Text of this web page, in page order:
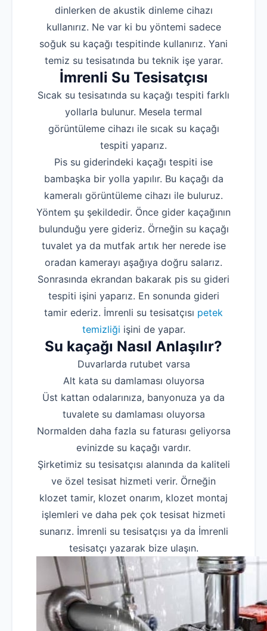
dinlerken de akustik dinleme cihazı
kullanırız. Ne var ki bu yöntemi sadece
soğuk su kaçağı tespitinde kullanırız. Yani
temiz su tesisatında bu teknik işe yarar.
İmrenli Su Tesisatçısı
Sıcak su tesisatında su kaçağı tespiti farklı
yollarla bulunur. Mesela termal
görüntüleme cihazı ile sıcak su kaçağı
tespiti yaparız.
Pis su giderindeki kaçağı tespiti ise
bambaşka bir yolla yapılır. Bu kaçağı da
kameralı görüntüleme cihazı ile buluruz.
Yöntem şu şekildedir. Önce gider kaçağının
bulunduğu yere gideriz. Örneğin su kaçağı
tuvalet ya da mutfak artık her nerede ise
oradan kamerayı aşağıya doğru salarız.
Sonrasında ekrandan bakarak pis su gideri
tespiti işini yaparız. En sonunda gideri
tamir ederiz. İmrenli su tesisatçısı petek
temizliği işini de yapar.
Su kaçağı Nasıl Anlaşılır?
Duvarlarda rutubet varsa
Alt kata su damlaması oluyorsa
Üst kattan odalarınıza, banyonuza ya da
tuvalete su damlaması oluyorsa
Normalden daha fazla su faturası geliyorsa
evinizde su kaçağı vardır.
Şirketimiz su tesisatçısı alanında da kaliteli
ve özel tesisat hizmeti verir. Örneğin
klozet tamir, klozet onarım, klozet montaj
işlemleri ve daha pek çok tesisat hizmeti
sunarız. İmrenli su tesisatçısı ya da İmrenli
tesisatçı yazarak bize ulaşın.